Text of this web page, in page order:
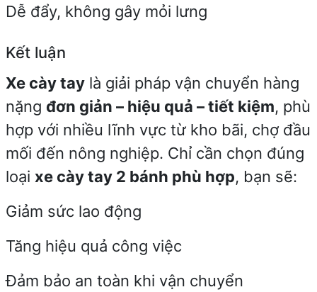
Dễ đẩy, không gây mỏi lưng
Kết luận
Xe cày taylà giải pháp vận chuyển hàng
nặng đơn giản – hiệu quả – tiết kiệm, phù
hợp với nhiều lĩnh vực từ kho bãi, chợ đầu
mối đến nông nghiệp. Chỉ cần chọn đúng
loại xe cày tay 2 bánh phù hợp, bạn sẽ:
Giảm sức lao động
Tăng hiệu quả công việc
Đảm bảo an toàn khi vận chuyển